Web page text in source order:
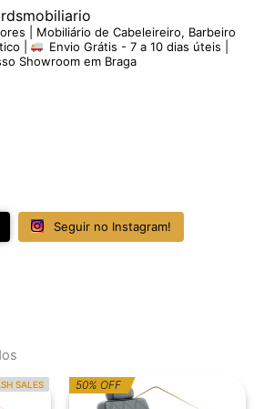
| Mobiliário de Cabeleireiro, Barbeiro
|
Envio Grátis - 7 a 10 dias úteis |
Showroom em Braga
Seguir no Instagram!
SALES 50% OFFO
preço
O
preço